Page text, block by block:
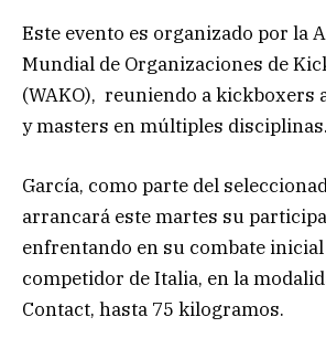
Este evento es organizado por la
Mundial de Organizaciones de
(WAKO), reuniendo a kickboxers
y masters en múltiples disciplinas.
García, como parte del
arrancará este martes su
enfrentando en su combate
competidor de Italia, en la
Contact, hasta 75 kilogramos.